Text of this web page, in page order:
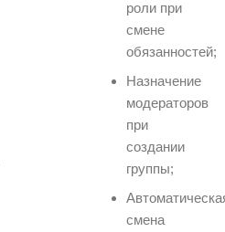
роли при
смене
обязанностей;
Назначение
модераторов
при
создании
группы;
смена